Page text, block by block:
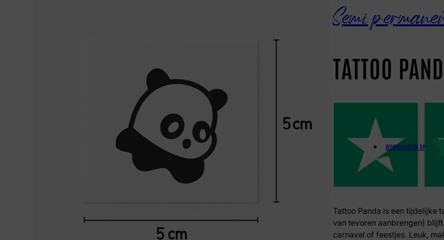
Semi
TATTOO
BEOORDELINGEN OP
Tattoo Panda is een tijdelijke
van tevoren aanbrengen)
carnaval of feestjes. Leuk,